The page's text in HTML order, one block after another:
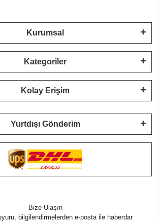
Kurumsal
Kategoriler
Kolay Erişim
Yurtdışı Gönderim
Bize Ulaşın
bilgilendirmelerden e-posta ile haberdar